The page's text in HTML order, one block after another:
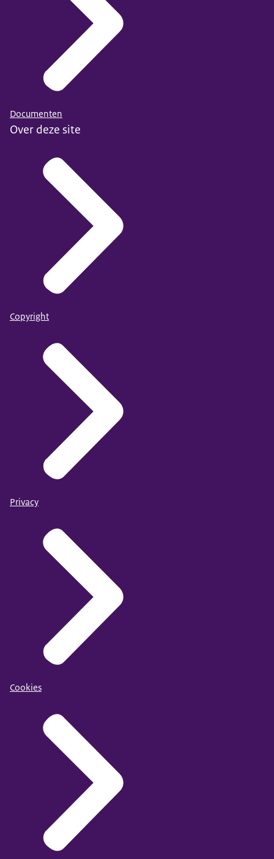
Documenten
Over deze site
Copyright
Privacy
Cookies